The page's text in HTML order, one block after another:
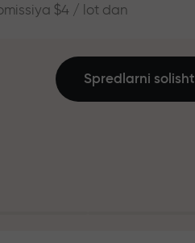
$4 / lot dan
Spredlarni